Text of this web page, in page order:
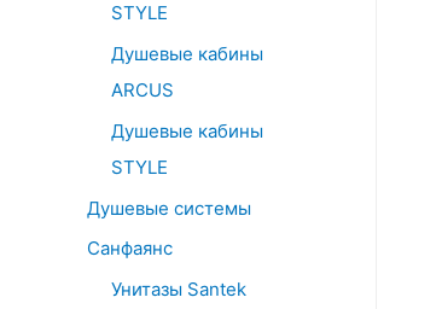
STYLE
Душевые кабины
ARCUS
Душевые кабины
STYLE
Душевые системы
Санфаянс
Унитазы Santek